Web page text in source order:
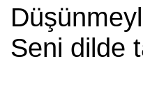
Seni dilde